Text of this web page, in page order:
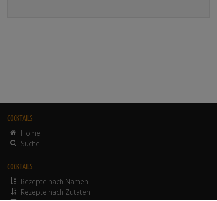
COCKTAILS
Home
Suche
COCKTAILS
Rezepte nach Namen
Rezepte nach Zutaten